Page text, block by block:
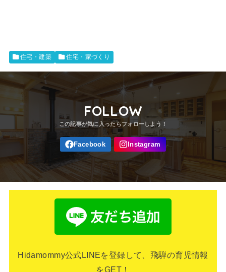
住宅・建築 住宅・家づくり
FOLLOW
Hidamommy公式LINEを登録して、飛騨の育児情報
をGET！